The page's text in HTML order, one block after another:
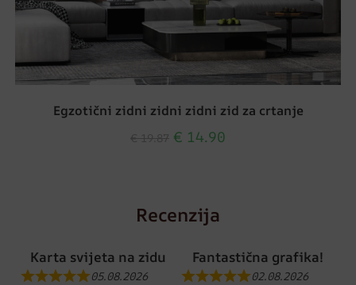
Egzotični zidni zidni zidni zid za crtanje
€ 14.90
Recenzija
Karta svijeta na zidu
05.08.2026
Fantastična grafika!
02.08.2026